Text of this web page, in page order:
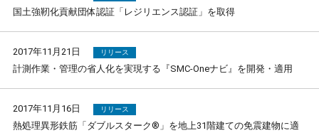
国土強靭化貢献団体認証「レジリエンス認証」を取得
2017年11月21日 リリース
計測作業・管理の省人化を実現する『SMC-Oneナビ』を開発・適用
2017年11月16日 リリース
熱処理異形鉄筋「ダブルスターク®」を地上31階建ての免震建物に適